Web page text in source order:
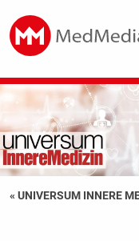
« UNIVERSUM INNERE